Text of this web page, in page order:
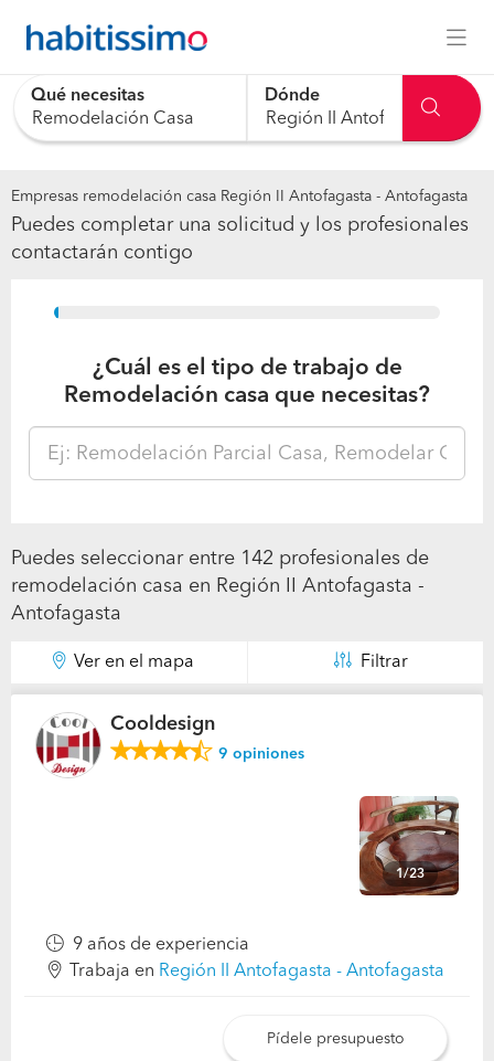
Qué necesitas Dónde
Empresas remodelación casa Región II Antofagasta - Antofagasta
Puedes completar una solicitud y los profesionales
contactarán contigo
15%
¿Cuál es el tipo de trabajo de
Remodelación casa que necesitas?
Puedes seleccionar entre 142 profesionales de
remodelación casa en Región II Antofagasta -
Antofagasta
Ver en el mapa Filtrar
Cooldesign
9 opiniones
1/23
9 años de experiencia
Trabaja en Región II Antofagasta - Antofagasta
Pídele presupuesto